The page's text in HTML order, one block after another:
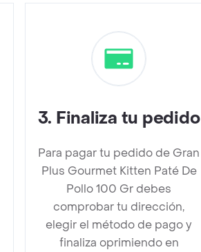
3. Finaliza tu pedido
Para pagar tu pedido de Gran
Plus Gourmet Kitten Paté De
Pollo 100 Gr debes
comprobar tu dirección,
elegir el método de pago y
finaliza oprimiendo en